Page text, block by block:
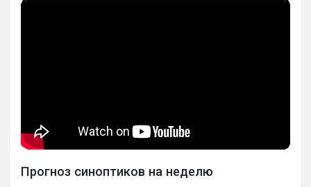
Прогноз синоптиков на неделю